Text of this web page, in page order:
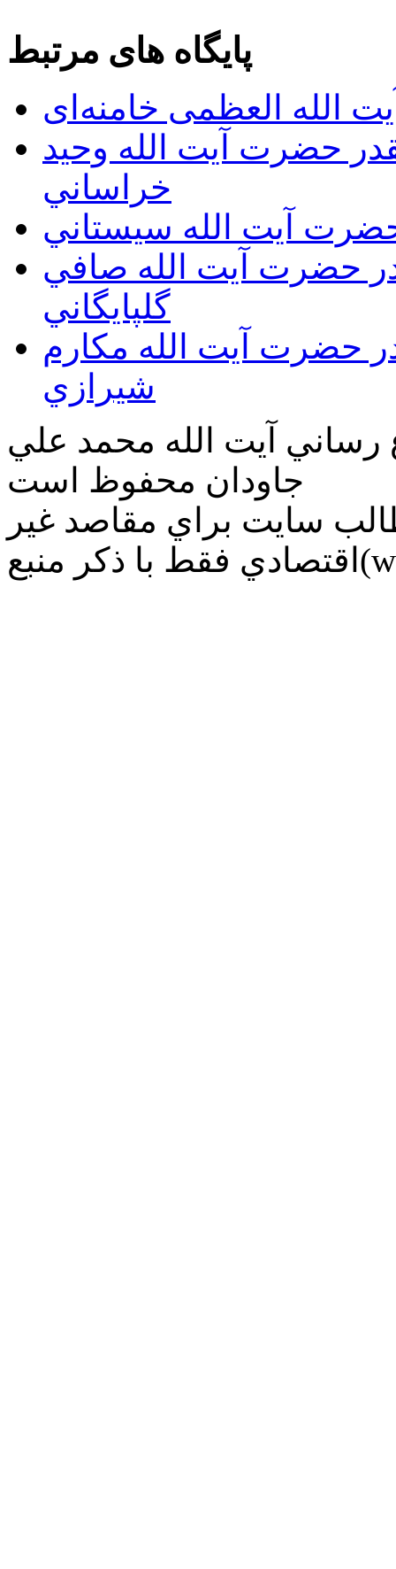
پایگاه های مرتبط
الله العظمی خامنه‌ای
حضرت آيت الله وحيد
خراساني
حضرت آيت الله سيستاني
حضرت آيت الله صافي
گلپايگاني
حضرت آيت الله مكارم
شيرازي
رساني آیت الله محمد علي
جاودان محفوظ است
سايت براي مقاصد غير